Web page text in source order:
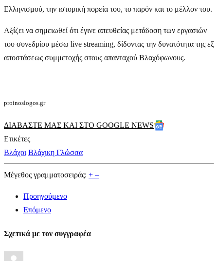
Ελληνισμού, την ιστορική πορεία του, το παρόν και το μέλλον του.
Αξίζει να σημειωθεί ότι έγινε απευθείας μετάδοση των εργασιών
του συνεδρίου μέσω live streaming, δίδοντας την δυνατότητα της εξ
αποστάσεως συμμετοχής στους απανταχού Βλαχόφωνους.
proinoslogos.gr
ΔΙΑΒΑΣΤΕ ΜΑΣ ΚΑΙ ΣΤΟ GOOGLE NEWS
Ετικέτες
Βλάχοι Βλάχικη Γλώσσα
Μέγεθος γραμματοσειράς: + –
Προηγούμενο
Επόμενο
Σχετικά με τον συγγραφέα